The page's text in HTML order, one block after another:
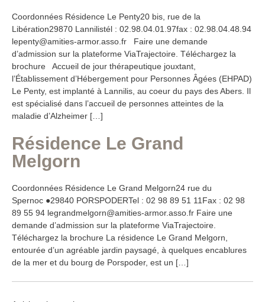
Coordonnées Résidence Le Penty20 bis, rue de la
Libération29870 Lannilistél : 02.98.04.01.97fax : 02.98.04.48.94
lepenty@amities-armor.asso.fr Faire une demande
d’admission sur la plateforme ViaTrajectoire. Téléchargez la
brochure Accueil de jour thérapeutique jouxtant,
l’Établissement d’Hébergement pour Personnes Âgées (EHPAD)
Le Penty, est implanté à Lannilis, au coeur du pays des Abers. Il
est spécialisé dans l’accueil de personnes atteintes de la
maladie d’Alzheimer […]
Résidence Le Grand
Melgorn
Coordonnées Résidence Le Grand Melgorn24 rue du
Spernoc ●29840 PORSPODERTel : 02 98 89 51 11Fax : 02 98
89 55 94 legrandmelgorn@amities-armor.asso.fr Faire une
demande d’admission sur la plateforme ViaTrajectoire.
Téléchargez la brochure La résidence Le Grand Melgorn,
entourée d’un agréable jardin paysagé, à quelques encablures
de la mer et du bourg de Porspoder, est un […]